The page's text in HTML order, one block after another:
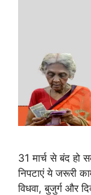
31 मार्च से बंद हो
निपटाएं ये जरूरी
विधवा, बुजुर्ग और